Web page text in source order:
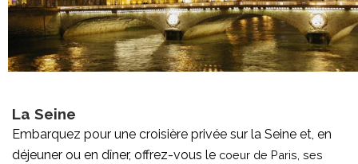
La Seine
Embarquez pour une croisière privée sur la Seine et, en
déjeuner ou en dîner, offrez-vous le coeur de Paris, ses